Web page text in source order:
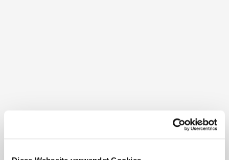
Ernte-Dank in seiner ursprünglichsten Form:
Den Wein lesen, ihn kosten, ihn lieben, ihn feiern!